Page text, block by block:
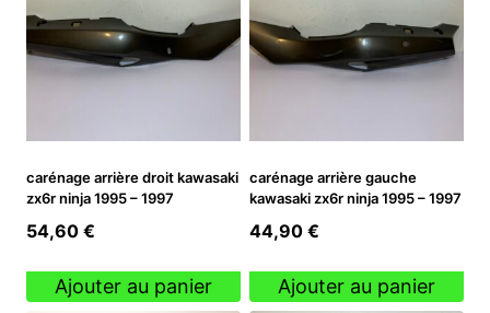
carénage arrière droit kawasaki
zx6r ninja 1995 – 1997
54,60 €
Ajouter au panier
carénage arrière gauche
kawasaki zx6r ninja 1995 – 1997
44,90 €
Ajouter au panier